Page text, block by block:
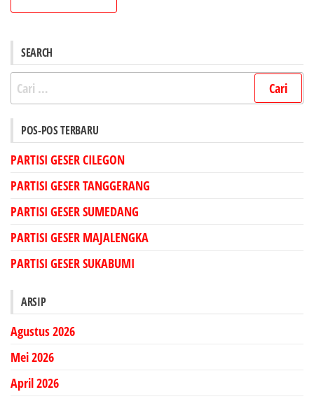
SEARCH
Cari
untuk:
POS-POS TERBARU
PARTISI GESER CILEGON
PARTISI GESER TANGGERANG
PARTISI GESER SUMEDANG
PARTISI GESER MAJALENGKA
PARTISI GESER SUKABUMI
ARSIP
Agustus 2026
Mei 2026
April 2026